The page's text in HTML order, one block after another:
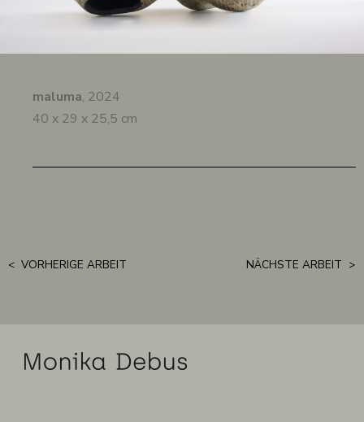
maluma, 2024
40 x 29 x 25,5 cm
< VORHERIGE ARBEIT NÄCHSTE ARBEIT >